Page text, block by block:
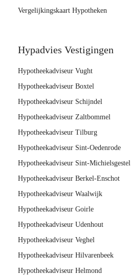
Vergelijkingskaart Hypotheken
Hypadvies Vestigingen
Hypotheekadviseur Vught
Hypotheekadviseur Boxtel
Hypotheekadviseur Schijndel
Hypotheekadviseur Zaltbommel
Hypotheekadviseur Tilburg
Hypotheekadviseur Sint-Oedenrode
Hypotheekadviseur Sint-Michielsgestel
Hypotheekadviseur Berkel-Enschot
Hypotheekadviseur Waalwijk
Hypotheekadviseur Goirle
Hypotheekadviseur Udenhout
Hypotheekadviseur Veghel
Hypotheekadviseur Hilvarenbeek
Hypotheekadviseur Helmond